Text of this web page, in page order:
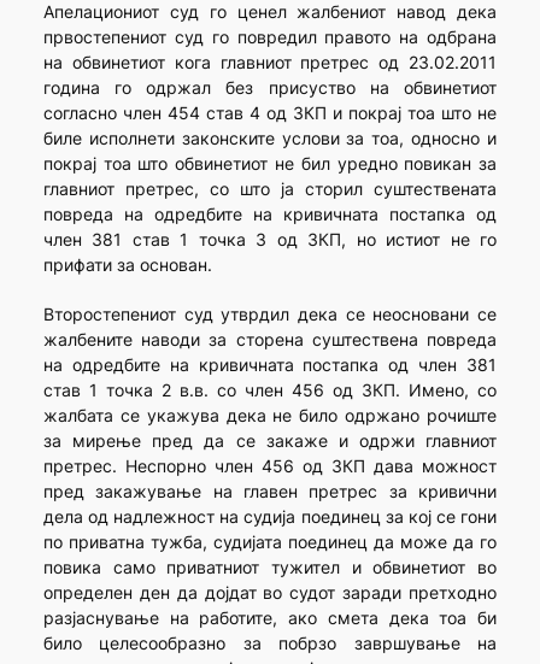
Апелациониот суд го ценел жалбениот навод дека
првостепениот суд го повредил правото на одбрана
на обвинетиот кога главниот претрес од 23.02.2011
година го одржал без присуство на обвинетиот
согласно член 454 став 4 од ЗКП и покрај тоа што не
биле исполнети законските услови за тоа, односно и
покрај тоа што обвинетиот не бил уредно повикан за
главниот претрес, со што ја сторил суштествената
повреда на одредбите на кривичната постапка од
член 381 став 1 точка 3 од ЗКП, но истиот не го
прифати за основан.
Второстепениот суд утврдил дека се неосновани се
жалбените наводи за сторена суштествена повреда
на одредбите на кривичната постапка од член 381
став 1 точка 2 в.в. со член 456 од ЗКП. Имено, со
жалбата се укажува дека не било одржано рочиште
за мирење пред да се закаже и одржи главниот
претрес. Неспорно член 456 од ЗКП дава можност
пред закажување на главен претрес за кривични
дела од надлежност на судија поединец за кој се гони
по приватна тужба, судијата поединец да може да го
повика само приватниот тужител и обвинетиот во
определен ден да дојдат во судот заради претходно
разјаснување на работите, ако смета дека тоа би
било целесообразно за побрзо завршување на